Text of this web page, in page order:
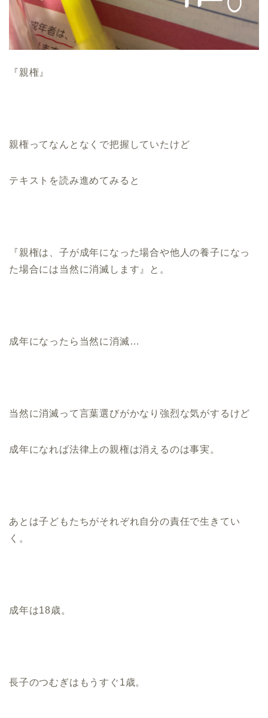
『親権』
親権ってなんとなくで把握していたけど
テキストを読み進めてみると
『親権は、子が成年になった場合や他人の養子になっ
た場合には当然に消滅します』と。
成年になったら当然に消滅…
当然に消滅って言葉選びがかなり強烈な気がするけど
成年になれば法律上の親権は消えるのは事実。
あとは子どもたちがそれぞれ自分の責任で生きてい
く。
成年は18歳。
長子のつむぎはもうすぐ1歳。